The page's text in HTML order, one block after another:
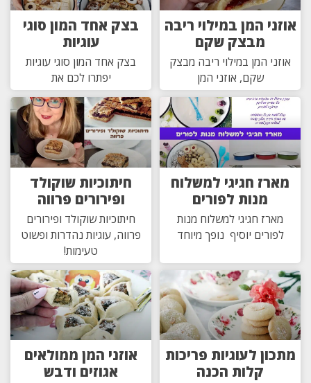
אוזני המן במילוי ריבה
מבצק שקם
אוזני המן במילוי ריבה מבצק
שקם, אוזני המן
בצק אחד המון סוגי
עוגיות
בצק אחד המון סוגי עוגיות
יפתרו לכם את
מארז חגיגי למשלוח
מנות לפורים
מארז חגיגי למשלוח מנות
לפורים יוסיף נופך מיוחד
חיתוכיות שוקולד
ופירורים פרווה
חיתוכיות שוקולד ופירורים
פרווה, עוגיות נהדרות ופשוט
טעימות!
מתכון לעוגיות פריכות
קלות הכנה
אוזני המן ממולאים
אגוזים ודבש